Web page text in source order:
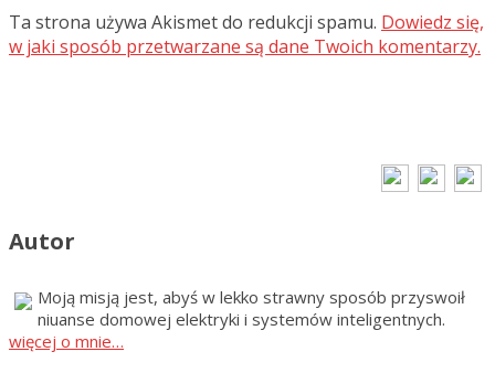
Ta strona używa Akismet do redukcji spamu. Dowiedz się,
w jaki sposób przetwarzane są dane Twoich komentarzy.
Autor
Moją misją jest, abyś w lekko strawny sposób przyswoił
niuanse domowej elektryki i systemów inteligentnych.
więcej o mnie…